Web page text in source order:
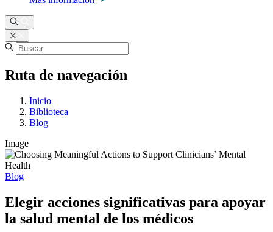
Ruta de navegación
Inicio
Biblioteca
Blog
Image
Blog
Elegir acciones significativas para apoyar
la salud mental de los médicos